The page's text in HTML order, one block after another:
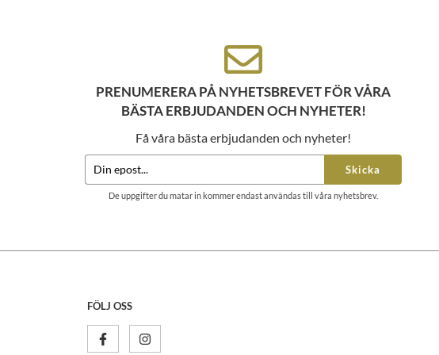
PRENUMERERA PÅ NYHETSBREVET FÖR VÅRA
BÄSTA ERBJUDANDEN OCH NYHETER!
Få våra bästa erbjudanden och nyheter!
Skicka
De uppgifter du matar in kommer endast användas till våra nyhetsbrev.
FÖLJ OSS